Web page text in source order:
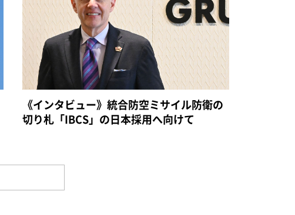
《インタビュー》統合防空ミサイル防衛の
切り札「IBCS」の日本採用へ向けて